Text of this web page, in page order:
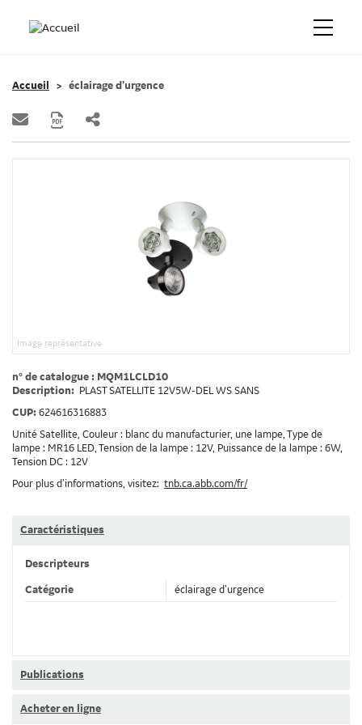
Accueil éclairage d’urgence
Image représentative
n° de catalogue : MQM1LCLD10
Description: PLAST SATELLITE 12V5W-DEL WS SANS
CUP: 624616316883
Unité Satellite, Couleur : blanc du manufacturier, une lampe, Type de
lampe : MR16 LED, Tension de la lampe : 12V, Puissance de la lampe : 6W,
Tension DC : 12V
Pour plus d’informations, visitez: tnb.ca.abb.com/fr/
Caractéristiques
Descripteurs
Catégorie éclairage d’urgence
Publications
Acheter en ligne